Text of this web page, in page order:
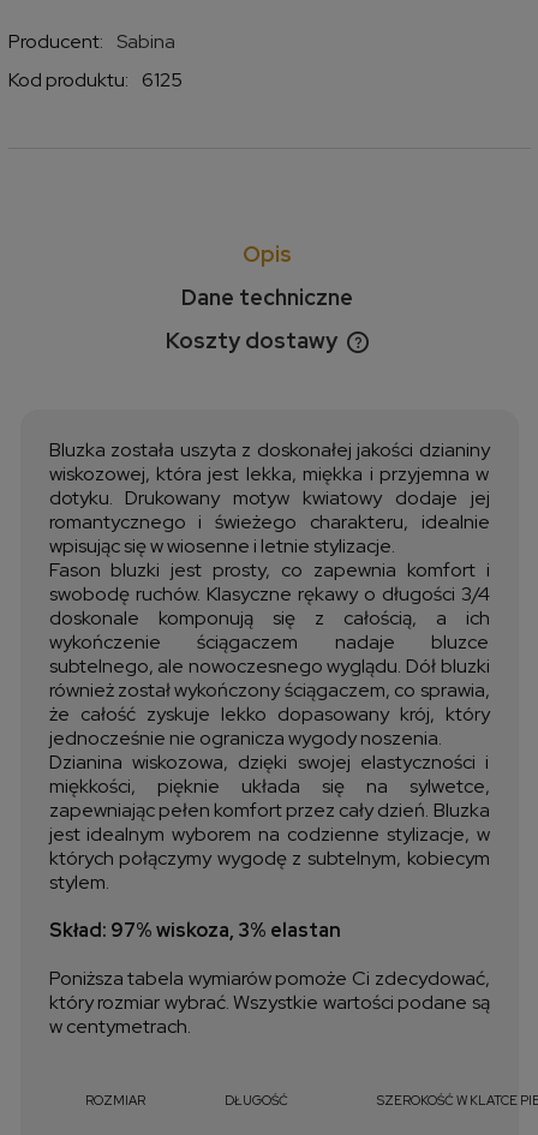
Producent:
Sabina
Kod produktu:
6125
Opis
Dane techniczne
Koszty dostawy
Cena nie zawiera ewentualnych kosztów płatności
Bluzka została uszyta z doskonałej jakości dzianiny
wiskozowej, która jest lekka, miękka i przyjemna w
dotyku. Drukowany motyw kwiatowy dodaje jej
romantycznego i świeżego charakteru, idealnie
wpisując się w wiosenne i letnie stylizacje.
Fason bluzki jest prosty, co zapewnia komfort i
swobodę ruchów. Klasyczne rękawy o długości 3/4
doskonale komponują się z całością, a ich
wykończenie ściągaczem nadaje bluzce
subtelnego, ale nowoczesnego wyglądu. Dół bluzki
również został wykończony ściągaczem, co sprawia,
że całość zyskuje lekko dopasowany krój, który
jednocześnie nie ogranicza wygody noszenia.
Dzianina wiskozowa, dzięki swojej elastyczności i
miękkości, pięknie układa się na sylwetce,
zapewniając pełen komfort przez cały dzień. Bluzka
jest idealnym wyborem na codzienne stylizacje, w
których połączymy wygodę z subtelnym, kobiecym
stylem.
Skład: 97% wiskoza, 3% elastan
Poniższa tabela wymiarów pomoże Ci zdecydować,
który rozmiar wybrać. Wszystkie wartości podane są
w centymetrach.
ROZMIAR DŁUGOŚĆ SZEROKOŚĆ W KLATCE